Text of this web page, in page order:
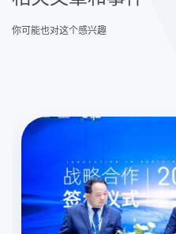
你可能也对这个感兴趣